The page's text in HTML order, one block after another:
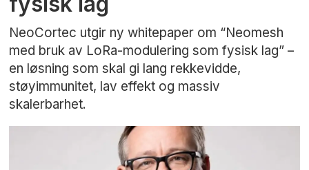
NeoCortec utgir ny whitepaper om “Neomesh
med bruk av LoRa-modulering som fysisk lag” –
en løsning som skal gi lang rekkevidde,
støyimmunitet, lav effekt og massiv
skalerbarhet.